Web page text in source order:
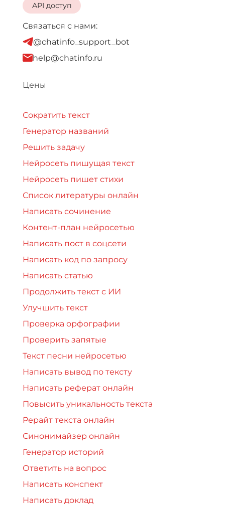
API доступ
Связаться с нами:
@chatinfo_support_bot
help@chatinfo.ru
Цены
Сократить текст
Генератор названий
Решить задачу
Нейросеть пишущая текст
Нейросеть пишет стихи
Список литературы онлайн
Написать сочинение
Контент-план нейросетью
Написать пост в соцсети
Написать код по запросу
Написать статью
Продолжить текст с ИИ
Улучшить текст
Проверка орфографии
Проверить запятые
Текст песни нейросетью
Написать вывод по тексту
Написать реферат онлайн
Повысить уникальность текста
Рерайт текста онлайн
Синонимайзер онлайн
Генератор историй
Ответить на вопрос
Написать конспект
Написать доклад